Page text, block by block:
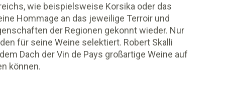
wie beispielsweise Korsika oder das
Hommage an das jeweilige Terroir und
der Regionen gekonnt wieder. Nur
für seine Weine selektiert. Robert Skalli
Dach der Vin de Pays großartige Weine auf
können.